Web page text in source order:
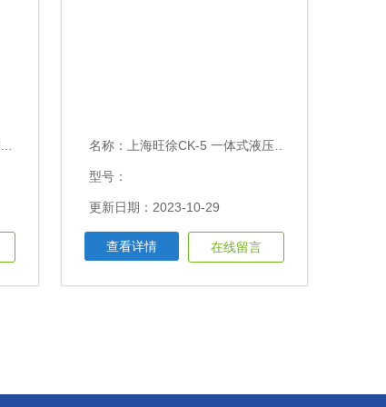
名称： 上海旺徐CK-5 一体式液压三爪拉马5T
型号：
更新日期：2023-10-29
查看详情 在线留言